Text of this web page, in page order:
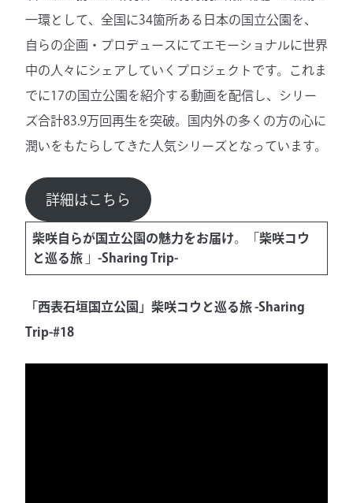
一環として、全国に34箇所ある日本の国立公園を、
自らの企画・プロデュースにてエモーショナルに世界
中の人々にシェアしていくプロジェクトです。これま
でに17の国立公園を紹介する動画を配信し、シリー
ズ合計83.9万回再生を突破。国内外の多くの方の心に
潤いをもたらしてきた人気シリーズとなっています。
詳細はこちら
柴咲自らが国立公園の魅力をお届け。「 柴咲コウ
と巡る旅 」 -Sharing Trip-
「西表石垣国立公園」柴咲コウと巡る旅 -Sharing
Trip-#18